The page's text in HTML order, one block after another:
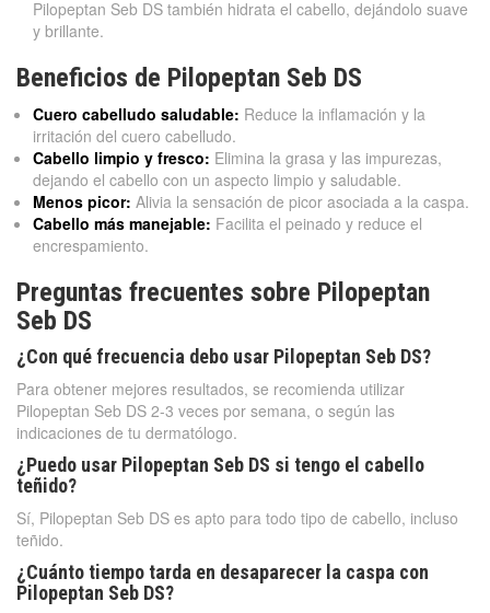
Pilopeptan Seb DS también hidrata el cabello, dejándolo suave
y brillante.
Beneficios de Pilopeptan Seb DS
Cuero cabelludo saludable: Reduce la inflamación y la
irritación del cuero cabelludo.
Cabello limpio y fresco: Elimina la grasa y las impurezas,
dejando el cabello con un aspecto limpio y saludable.
Menos picor: Alivia la sensación de picor asociada a la caspa.
Cabello más manejable: Facilita el peinado y reduce el
encrespamiento.
Preguntas frecuentes sobre Pilopeptan
Seb DS
¿Con qué frecuencia debo usar Pilopeptan Seb DS?
Para obtener mejores resultados, se recomienda utilizar
Pilopeptan Seb DS 2-3 veces por semana, o según las
indicaciones de tu dermatólogo.
¿Puedo usar Pilopeptan Seb DS si tengo el cabello
teñido?
Sí, Pilopeptan Seb DS es apto para todo tipo de cabello, incluso
teñido.
¿Cuánto tiempo tarda en desaparecer la caspa con
Pilopeptan Seb DS?